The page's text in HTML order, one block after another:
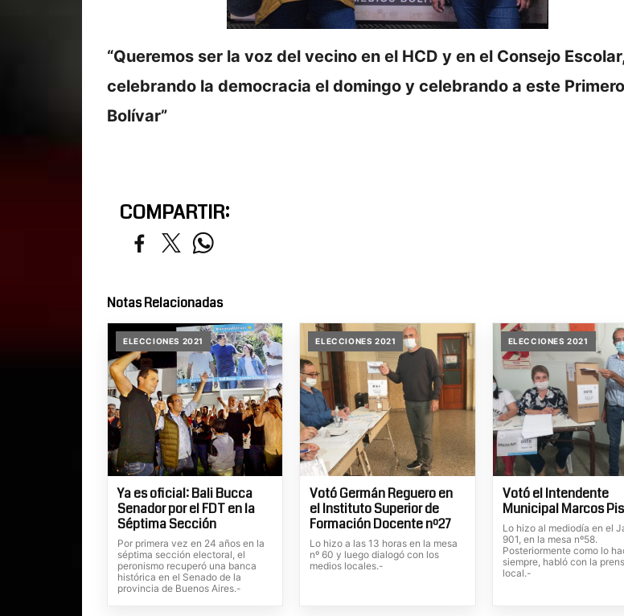
“Queremos ser la voz del vecino en el HCD y en el Consejo
celebrando la democracia el domingo y celebrando a este Primero
Bolívar”
COMPARTIR:
Notas Relacionadas
ELECCIONES 2021
Ya es oficial: Bali Bucca
Senador por el FDT en la
Séptima Sección
Por primera vez en 24 años en la
séptima sección electoral, el
peronismo recuperó una banca
histórica en el Senado de la
provincia de Buenos Aires.-
ELECCIONES 2021
Votó Germán Reguero en
el Instituto Superior de
Formación Docente nº27
Lo hizo a las 13 horas en la mesa
nº 60 y luego dialogó con los
medios locales.-
ELECCIONES 2021
Votó el Intendente
Municipal Marcos
Lo hizo al mediodía en el
901, en la mesa nº58.
Posteriormente como lo
siempre, habló con la
local.-